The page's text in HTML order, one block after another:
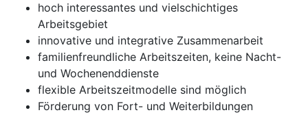
hoch interessantes und vielschichtiges
Arbeitsgebiet
innovative und integrative Zusammenarbeit
familienfreundliche Arbeitszeiten, keine Nacht-
und Wochenenddienste
flexible Arbeitszeitmodelle sind möglich
Förderung von Fort- und Weiterbildungen